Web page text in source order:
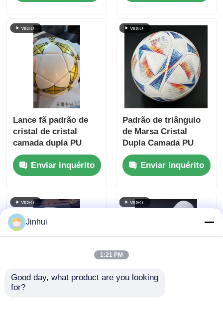
não tecido e padrão
não tecido e padrão
Lance fã padrão de
cristal de cristal
camada dupla PU
revestido de couro de
futebol com suporte
não tecido à prova
personalizável
Enviar inquérito
Padrão de triângulo
de Marsa Cristal
Dupla Camada PU
revestido de couro de
futebol com suporte
impermeável não
personalizável
Enviar inquérito
Jinhui
1:21 PM
Good day, what product are you looking
for?